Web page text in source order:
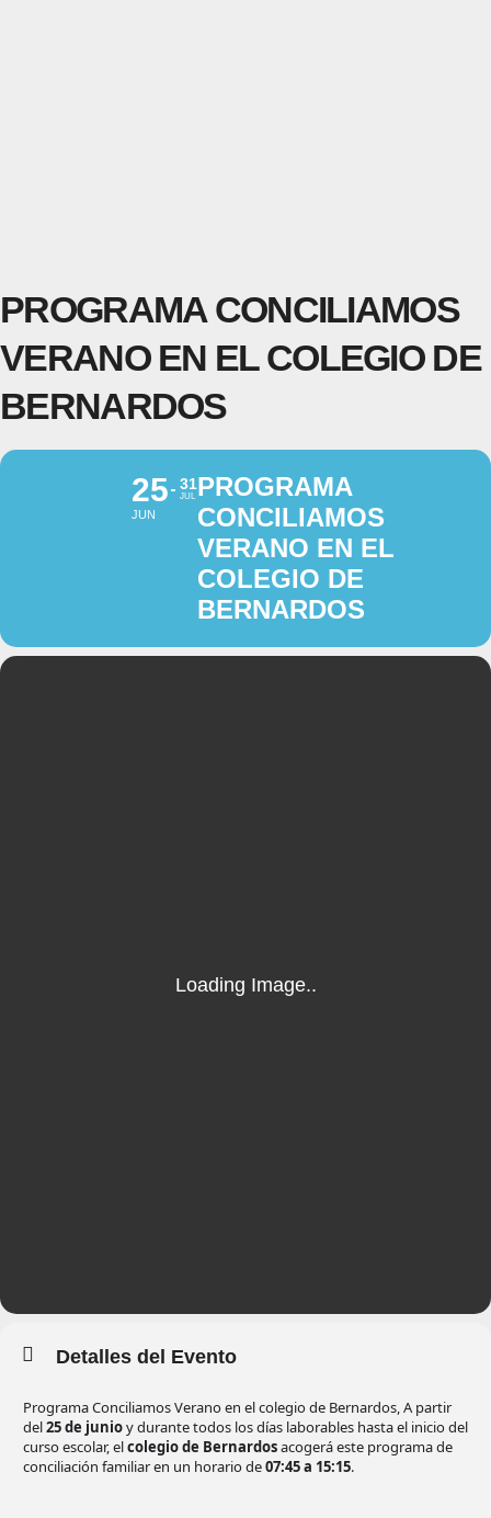
PROGRAMA CONCILIAMOS
VERANO EN EL COLEGIO DE
BERNARDOS
25
JUN
31
JUL PROGRAMA
CONCILIAMOS
VERANO EN EL
COLEGIO DE
BERNARDOS
Detalles del Evento
Programa Conciliamos Verano en el colegio de Bernardos, A partir
del25 de junioy durante todos los días laborables hasta el inicio del
curso escolar, elcolegio de Bernardosacogerá este programa de
conciliación familiar en un horario de07:45 a 15:15.